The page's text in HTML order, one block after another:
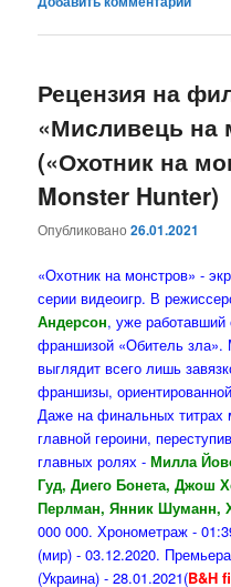
Рецензия на
«Мисливець на
(«Охотник на
Monster Hunter)
Опубликовано26.01.2021
«Охотник на монстров» -
серии видеоигр. В
Андерсон, уже
франшизой «Обитель зла».
выглядит всего лишь
франшизы,
Даже на финальных
главной героини,
главных ролях -Милла
Гуд, Диего Бонета,Джош
Перлман, Янник Шуманн,
000 000. Хронометраж -
(мир) - 03.12.2020.
(Украина) - 28.01.2021(B&H